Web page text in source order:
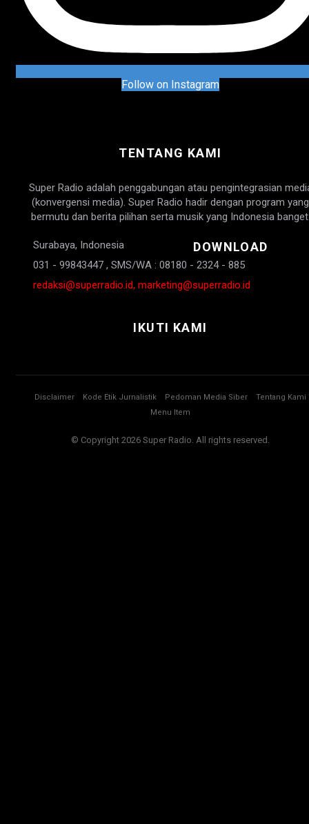
Follow on Instagram
TENTANG KAMI
Super Radio adalah penggabungan atau pengintegrasian
(konvergensi media). Super Radio hadir dengan program yang
bermutu dan berita pilihan serta musik yang Indonesia
Surabaya, Indonesia
031 - 99843447 , SMS/WA : 08180 - 2324 - 885
redaksi@superradio.id, marketing@superradio.id
DOWNLOAD
IKUTI KAMI
Disclaimer Kode Etik Jurnalistik Pedoman Media Siber
Tentang Kami
Menu Item
© Copyright 2026 Super Radio. All rights reserved.